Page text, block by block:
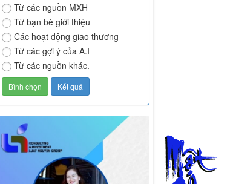
Từ các nguồn MXH
Từ bạn bè giới thiệu
Các hoạt động giao thương
Từ các gợi ý của A.I
Từ các nguồn khác.